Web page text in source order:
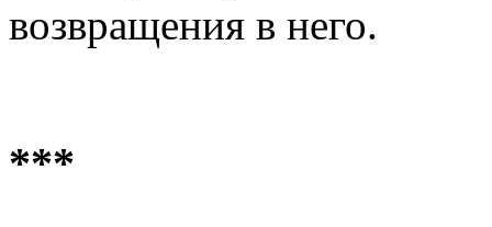
возвращения в него.
***